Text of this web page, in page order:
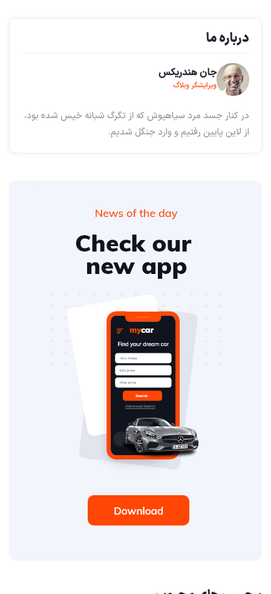
درباره ما
جان هندریکس
ویرایشگر وبلاگ
در کنار جسد مرد سیاهپوش که از تگرگ شبانه خیس شده بود،
از لاین پایین رفتیم و وارد جنگل شدیم.